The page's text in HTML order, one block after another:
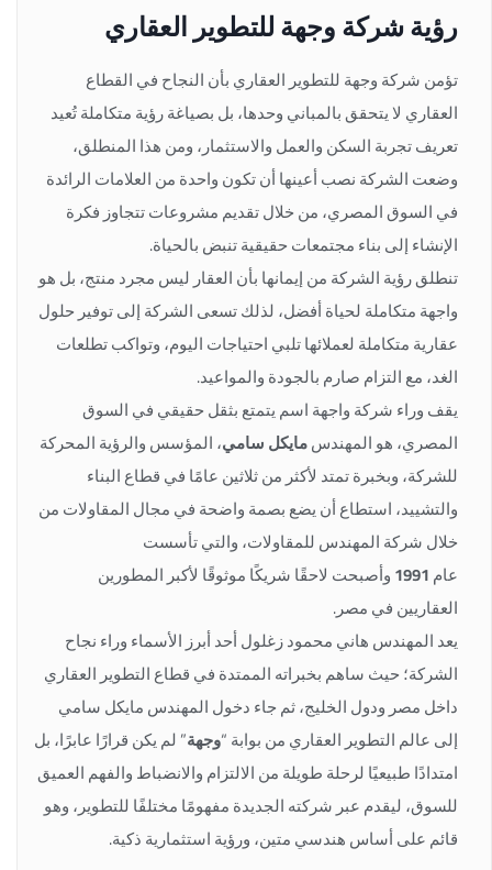
رؤية شركة وجهة للتطوير العقاري
تؤمن شركة وجهة للتطوير العقاري بأن النجاح في القطاع
العقاري لا يتحقق بالمباني وحدها، بل بصياغة رؤية متكاملة تُعيد
تعريف تجربة السكن والعمل والاستثمار، ومن هذا المنطلق،
وضعت الشركة نصب أعينها أن تكون واحدة من العلامات الرائدة
في السوق المصري، من خلال تقديم مشروعات تتجاوز فكرة
الإنشاء إلى بناء مجتمعات حقيقية تنبض بالحياة.
تنطلق رؤية الشركة من إيمانها بأن العقار ليس مجرد منتج، بل هو
واجهة متكاملة لحياة أفضل، لذلك تسعى الشركة إلى توفير حلول
عقارية متكاملة لعملائها تلبي احتياجات اليوم، وتواكب تطلعات
الغد، مع التزام صارم بالجودة والمواعيد.
يقف وراء شركة واجهة اسم يتمتع بثقل حقيقي في السوق
المصري، هو المهندسمايكل سامي، المؤسس والرؤية المحركة
للشركة، وبخبرة تمتد لأكثر من ثلاثين عامًا في قطاع البناء
والتشييد، استطاع أن يضع بصمة واضحة في مجال المقاولات من
خلال شركة المهندس للمقاولات، والتي تأسست
عام1991وأصبحت لاحقًا شريكًا موثوقًا لأكبر المطورين
العقاريين في مصر.
يعد المهندس هاني محمود زغلول أحد أبرز الأسماء وراء نجاح
الشركة؛ حيث ساهم بخبراته الممتدة في قطاع التطوير العقاري
داخل مصر ودول الخليج، ثم جاء دخول المهندس مايكل سامي
إلى عالم التطوير العقاري من بوابة “وجهة” لم يكن قرارًا عابرًا، بل
امتدادًا طبيعيًا لرحلة طويلة من الالتزام والانضباط والفهم العميق
للسوق، ليقدم عبر شركته الجديدة مفهومًا مختلفًا للتطوير، وهو
قائم على أساس هندسي متين، ورؤية استثمارية ذكية.